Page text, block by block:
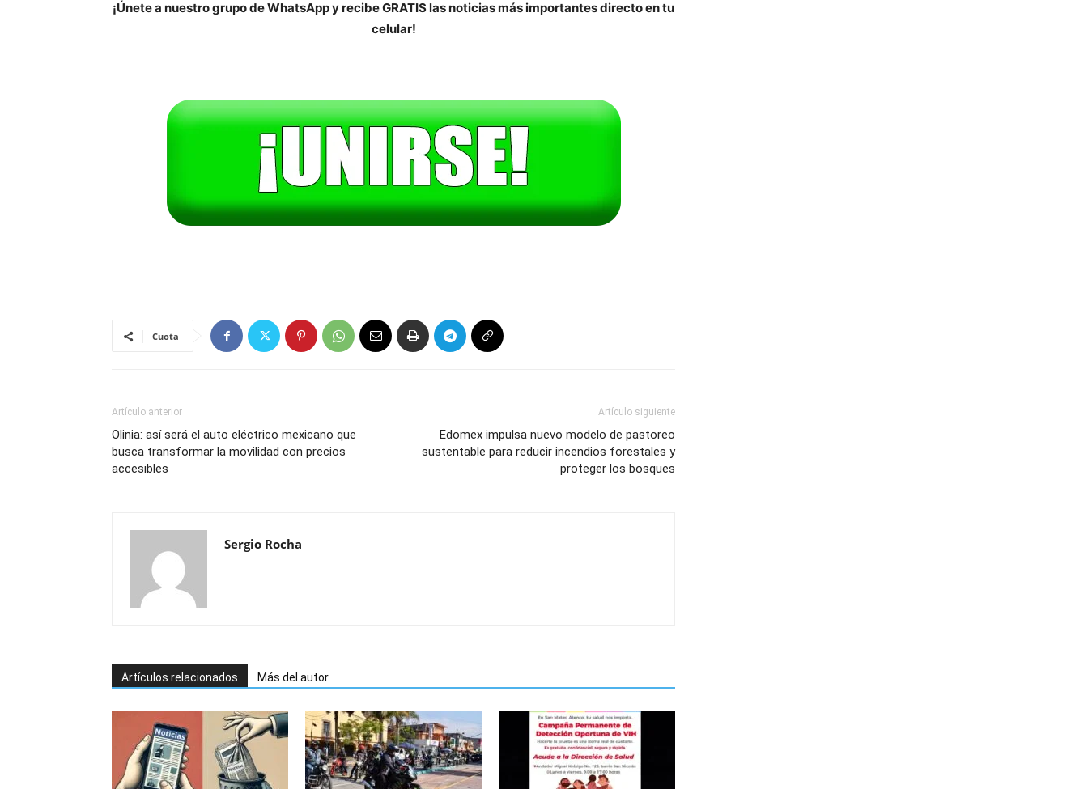
¡Únete a nuestro grupo de WhatsApp y recibe GRATIS las noticias más importantes directo en tu
celular!
Cuota
Artículo anterior
Olinia: así será el auto eléctrico mexicano que
busca transformar la movilidad con precios
accesibles
Artículo siguiente
Edomex impulsa nuevo modelo de pastoreo
sustentable para reducir incendios forestales y
proteger los bosques
Sergio Rocha
Artículos relacionados Más del autor